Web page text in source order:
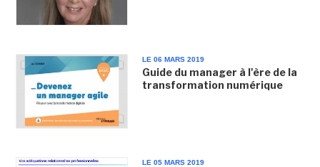
LE 06 MARS 2019
Guide du manager à l'ère de la
transformation numérique
LE 05 MARS 2019